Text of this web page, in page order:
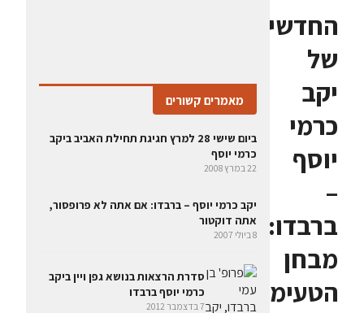
החדשים
של
יקב
כרמי
יוסף
–
ברבדו:
מבחן
הטעימה
מאמרים קשורים
ביום שישי 28 למרץ חגיגת תחילת האביב ביקב
כרמי יוסף
22 במרץ 2008
יקב כרמי יוסף – ברבדו: אם אתה לא פרופסור,
אתה דוקטור
8 ביולי 2007
סדרת הרצאות בנושא גפן ויין ביקב
כרמי יוסף ברבדו
7 בדצמבר 2012